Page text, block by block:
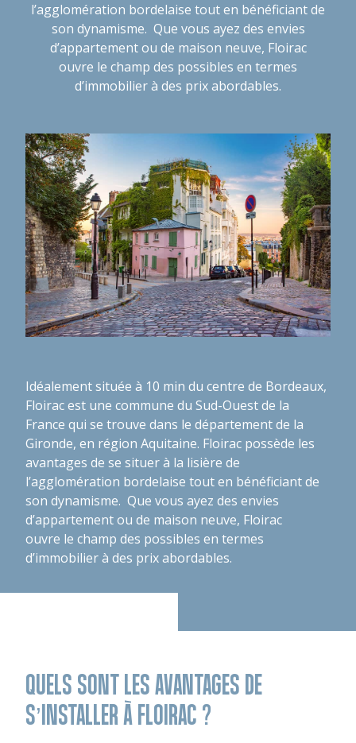
l’agglomération bordelaise tout en bénéficiant de
son dynamisme. Que vous ayez des envies
d’appartement ou de maison neuve, Floirac
ouvre le champ des possibles en termes
d’immobilier à des prix abordables.
Idéalement située à 10 min du centre de Bordeaux,
Floirac est une commune du Sud-Ouest de la
France qui se trouve dans le département de la
Gironde, en région Aquitaine. Floirac possède les
avantages de se situer à la lisière de
l’agglomération bordelaise tout en bénéficiant de
son dynamisme. Que vous ayez des envies
d’appartement ou de maison neuve, Floirac
ouvre le champ des possibles en termes
d’immobilier à des prix abordables.
QUELS SONT LES AVANTAGES DE
S’INSTALLER À FLOIRAC ?